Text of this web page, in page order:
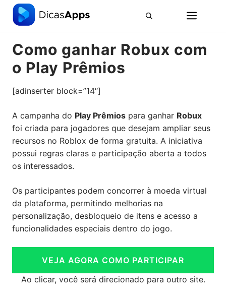
Pular
para
o
conteúdo
Como ganhar Robux com
o Play Prêmios
[adinserter block=”14″]
A campanha do Play Prêmios para ganhar Robux
foi criada para jogadores que desejam ampliar seus
recursos no Roblox de forma gratuita. A iniciativa
possui regras claras e participação aberta a todos
os interessados.
Os participantes podem concorrer à moeda virtual
da plataforma, permitindo melhorias na
personalização, desbloqueio de itens e acesso a
funcionalidades especiais dentro do jogo.
VEJA AGORA COMO PARTICIPAR
Ao clicar, você será direcionado para outro site.